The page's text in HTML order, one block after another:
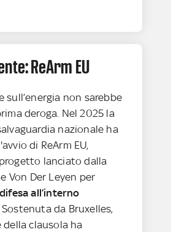
ReArm EU
sull’energia non sarebbe
deroga. Nel 2025 la
nazionale ha
di ReArm EU,
lanciato dalla
Von Der Leyen per
difesa all’interno
Sostenuta da Bruxelles,
della clausola ha